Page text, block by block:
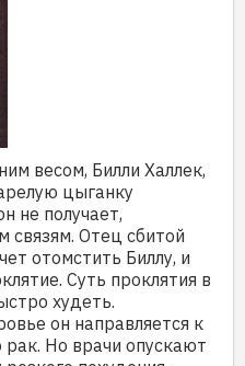
весом, Билли Халлек,
цыганку
не получает,
связям. Отец сбитой
отомстить Биллу, и
Суть проклятия в
худеть.
он направляется к
Но врачи опускают